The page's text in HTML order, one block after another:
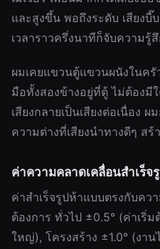
และสูงขึ้น พอถึงระดับ เสียงบี๊
เวลาราวครึ่งนาทีก็จับความรู้
ผมเคยแขวนตู้แขวนผนังในครั
มือทั้งสองข้างอยู่ที่ตู้ ไม่ต้องมี
เสียงกลายเป็นเสียงต่อเนื่อง
ความต่างที่เสียงนำทางดีๆ สร้
ค่าความคลาดเคลื่อนสำเร็จ
ค่าสำเร็จรูปห้าแบบตรงกับคว
ต้องการ ทั่วไป ±0.5° (ค่าเริ่
ใหญ่), โครงสร้าง ±1.0° (งา